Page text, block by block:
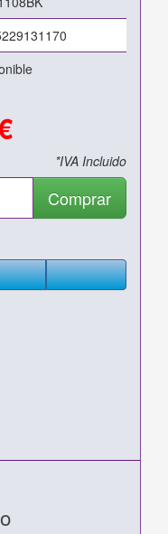
*IVA Incluido
Comprar